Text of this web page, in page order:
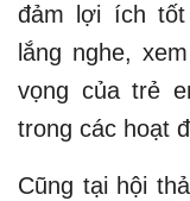
đảm lợi ích
lắng nghe,
vọng của trẻ
trong các hoạt
Cũng tại hội